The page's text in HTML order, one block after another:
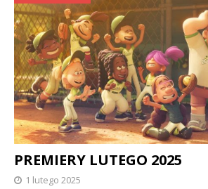
PREMIERY LUTEGO 2025
1 lutego 2025